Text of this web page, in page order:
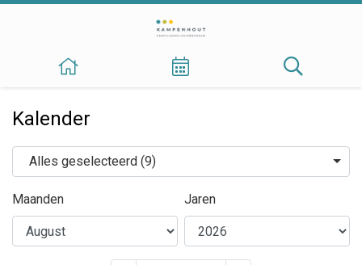
Kalender
Organen
Alles geselecteerd (9)
Maanden Jaren